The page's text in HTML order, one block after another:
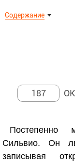
Содержание
Постепенно
Сильвио. Он
записывая